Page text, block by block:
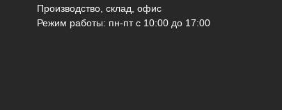
Производство, склад, офис
Режим работы: пн-пт с 10:00 до 17:00